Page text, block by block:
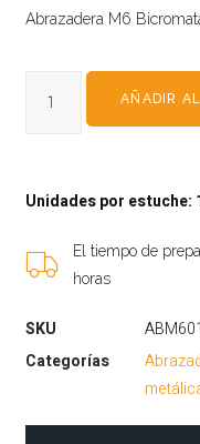
Abrazadera M6
AÑADIR
Unidades por estuche:
El tiempo de
horas
SKU
Categorías